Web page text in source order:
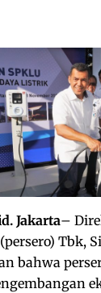
Jakarta–
Tbk,
bahwa